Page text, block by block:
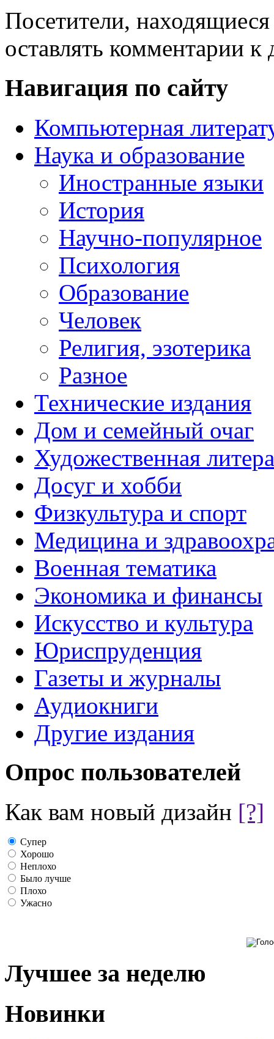
Посетители,
оставлять комментарии к
Навигация по сайту
Компьютерная
Наука и образование
Иностранные языки
История
Научно-популярное
Психология
Образование
Человек
Религия, эзотерика
Разное
Технические издания
Дом и семейный очаг
Художественная
Досуг и хобби
Физкультура и спорт
Медицина и
Военная тематика
Экономика и финансы
Искусство и культура
Юриспруденция
Газеты и журналы
Аудиокниги
Другие издания
Опрос пользователей
Как вам новый дизайн [?]
Супер
Хорошо
Неплохо
Было лучше
Плохо
Ужасно
Лучшее за неделю
Новинки